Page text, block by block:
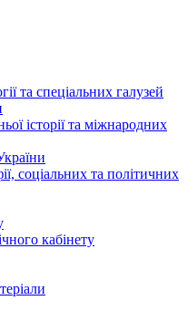
та спеціальних галузей
історії та міжнародних
соціальних та політичних
кабінету